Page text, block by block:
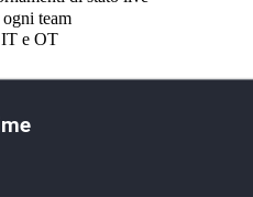
ogni team
e OT